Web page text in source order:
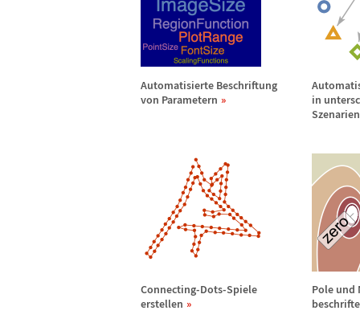
Automatisierte Beschriftung
von Parametern
in
Szenarien
Connecting-Dots-Spiele
erstellen
Pole und